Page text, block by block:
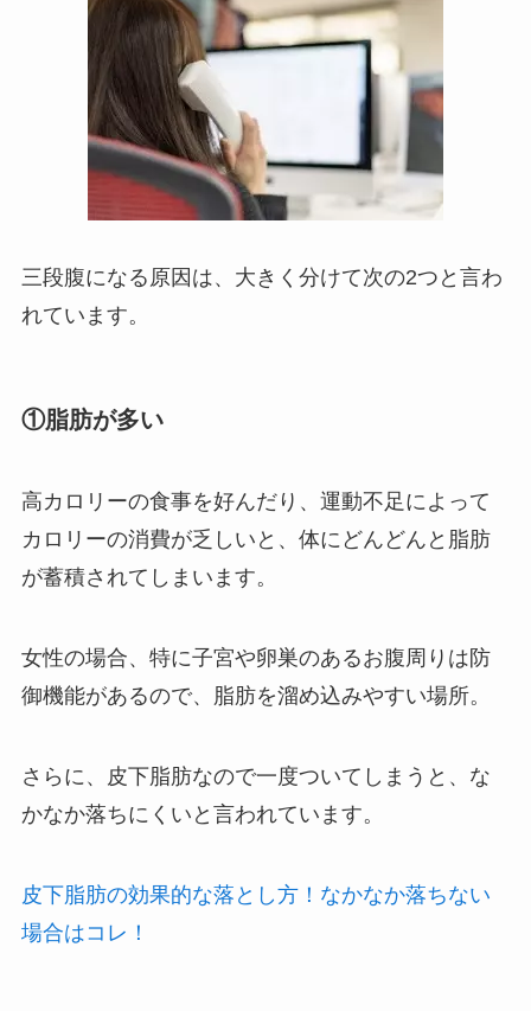
三段腹になる原因は、大きく分けて次の2つと言わ
れています。
①脂肪が多い
高カロリーの食事を好んだり、運動不足によって
カロリーの消費が乏しいと、体にどんどんと脂肪
が蓄積されてしまいます。
女性の場合、特に子宮や卵巣のあるお腹周りは防
御機能があるので、脂肪を溜め込みやすい場所。
さらに、皮下脂肪なので一度ついてしまうと、な
かなか落ちにくいと言われています。
皮下脂肪の効果的な落とし方！なかなか落ちない
場合はコレ！